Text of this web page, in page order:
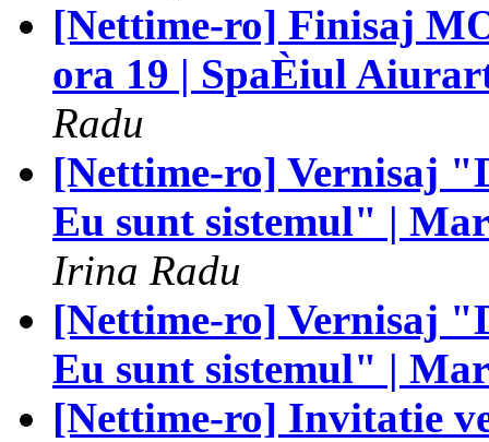
[Nettime-ro] Finisaj
ora 19 | SpaÈiul
Radu
[Nettime-ro] Vernisaj
Eu sunt sistemul" |
Irina Radu
[Nettime-ro] Vernisaj
Eu sunt sistemul" |
[Nettime-ro] Invitatie